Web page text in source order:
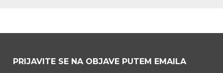
PRIJAVITE SE NA OBJAVE PUTEM EMAILA